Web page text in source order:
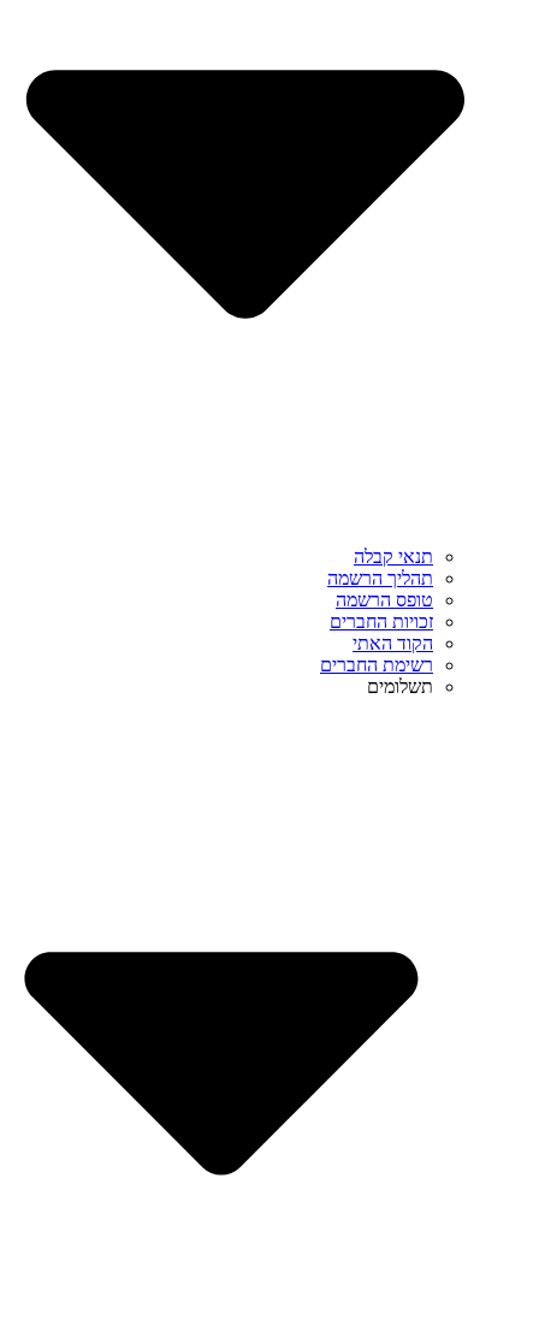
תנאי קבלה
תהליך הרשמה
טופס הרשמה
זכויות החברים
הקוד האתי
רשימת החברים
תשלומים